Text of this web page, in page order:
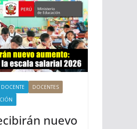
DOCENTE
DOCENTES
nuevo